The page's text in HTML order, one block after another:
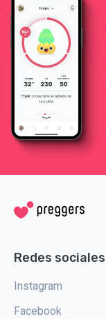
Redes sociales
Instagram
Facebook